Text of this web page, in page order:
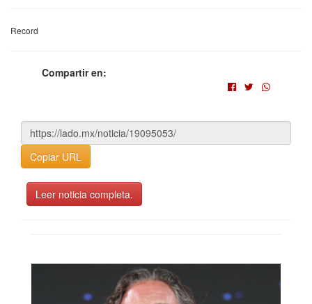
Record
Compartir en:
Copiar URL
Leer noticia completa.